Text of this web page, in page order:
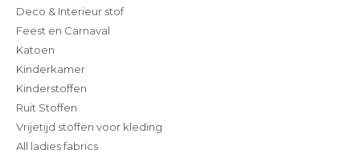
Deco & Interieur stof
Feest en Carnaval
Katoen
Kinderkamer
Kinderstoffen
Ruit Stoffen
Vrijetijd stoffen voor kleding
All ladies fabrics